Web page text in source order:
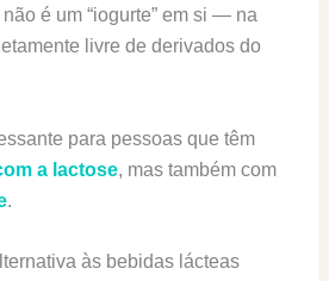
é um “iogurte” em si — na
livre de derivados do
para pessoas que têm
a lactose, mas também com
.
às bebidas lácteas